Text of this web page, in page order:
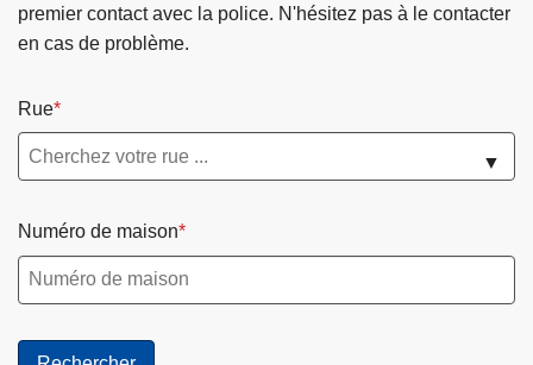
premier contact avec la police. N'hésitez pas à le contacter
en cas de problème.
Rue
▼
Numéro de maison